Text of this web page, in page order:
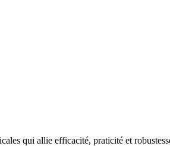
qui allie efficacité, praticité et